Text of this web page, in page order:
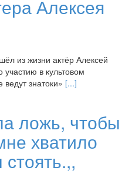
Алексея
из жизни актёр Алексей
в культовом
знатоки» [...]
ложь, чтобы
хватило